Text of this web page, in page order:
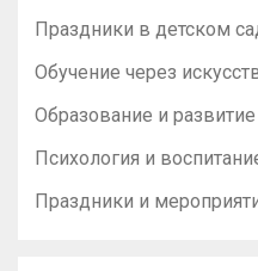
Праздники в детском
Обучение через
Образование и развитие
Психология и
Праздники и